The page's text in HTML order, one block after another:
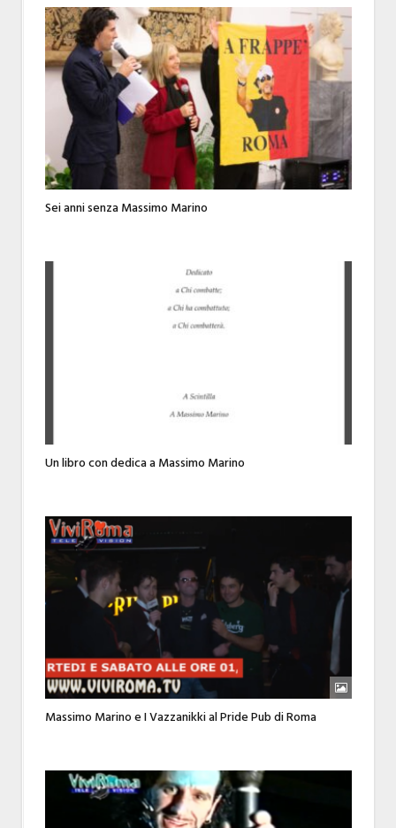
Sei anni senza Massimo Marino
Un libro con dedica a Massimo Marino
Massimo Marino e I Vazzanikki al Pride Pub di Roma